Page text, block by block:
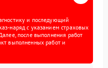
и последующий
наряд с указанием страховых
после выполнения работ
выполненных работ и